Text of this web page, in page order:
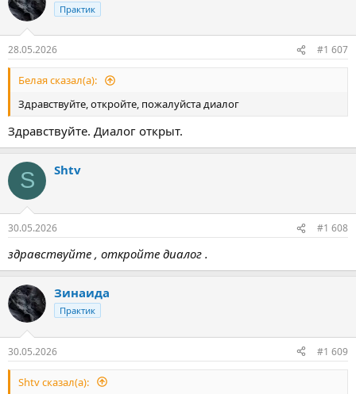
Практик
28.05.2026 #1 607
Белая сказал(а):
Здравствуйте, откройте, пожалуйста диалог
Здравствуйте. Диалог открыт.
S Shtv
30.05.2026 #1 608
здравствуйте , откройте диалог .
Зинаида
Практик
30.05.2026 #1 609
Shtv сказал(а):